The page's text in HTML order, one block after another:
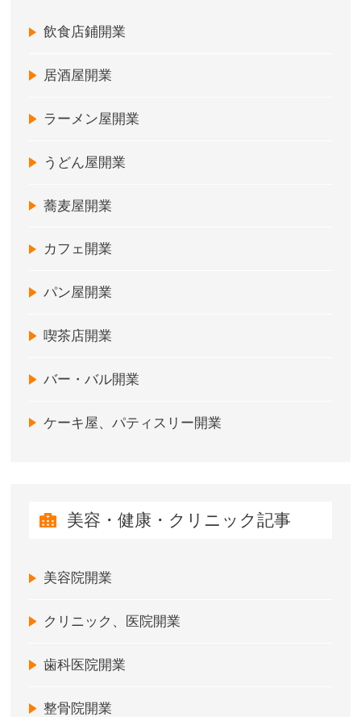
飲食店鋪開業
居酒屋開業
ラーメン屋開業
うどん屋開業
蕎麦屋開業
カフェ開業
パン屋開業
喫茶店開業
バー・バル開業
ケーキ屋、パティスリー開業
美容・健康・クリニック記事
美容院開業
クリニック、医院開業
歯科医院開業
整骨院開業